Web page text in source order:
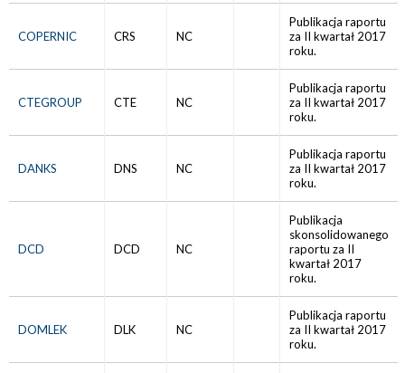
COPERNIC CRS NC
Publikacja raportu
za II kwartał 2017
roku.
CTEGROUP CTE NC
Publikacja raportu
za II kwartał 2017
roku.
DANKS DNS NC
Publikacja raportu
za II kwartał 2017
roku.
DCD DCD NC
Publikacja
skonsolidowanego
raportu za II
kwartał 2017
roku.
DOMLEK DLK NC
Publikacja raportu
za II kwartał 2017
roku.